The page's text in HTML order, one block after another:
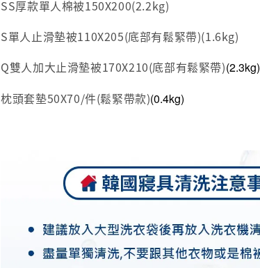
SS厚款單人棉被150X200(2.2kg)
S單人止滑墊被110X205(底部有鬆緊帶)(1.6kg)
Q雙人加大止滑墊被170X210(底部有鬆緊帶)(2.3kg)
枕頭套墊50X70/件(鬆緊帶款)(0.4kg)